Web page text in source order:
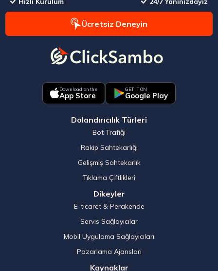
Ücretsiz Deneyin
Download on the
App Store
GET IT ON
Google Play
Dolandırıcılık Türleri
Bot Trafiği
Rakip Sahtekarlığı
Gelişmiş Sahtekarlık
Tıklama Çiftlikleri
Dikeyler
E-ticaret & Perakende
Servis Sağlayıcılar
Mobil Uygulama Sağlayıcıları
Pazarlama Ajansları
Kaynaklar